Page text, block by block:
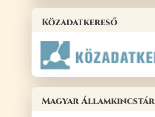
Közadatkereső
Magyar Államkincstár